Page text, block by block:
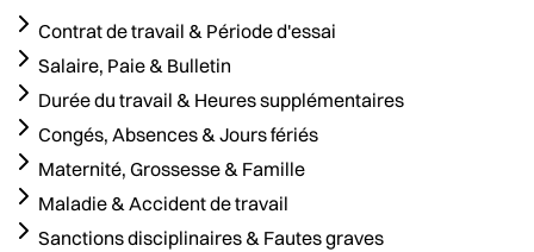
Contrat de travail & Période d'essai
Salaire, Paie & Bulletin
Durée du travail & Heures supplémentaires
Congés, Absences & Jours fériés
Maternité, Grossesse & Famille
Maladie & Accident de travail
Sanctions disciplinaires & Fautes graves